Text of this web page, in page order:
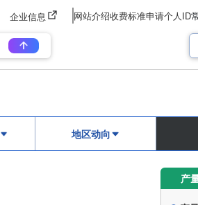
企业信息 网站介绍收费标准申请个人ID
地区动向
产